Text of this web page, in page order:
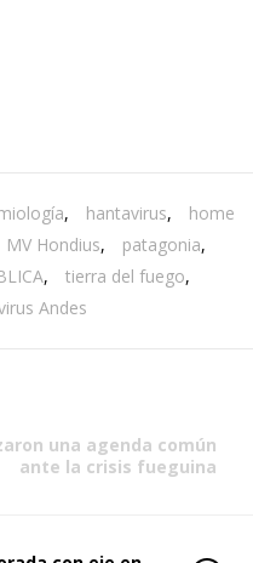
, hantavirus,
home
MV Hondius, patagonia,
, tierra del fuego,
Andes
una agenda común
ante la crisis fueguina